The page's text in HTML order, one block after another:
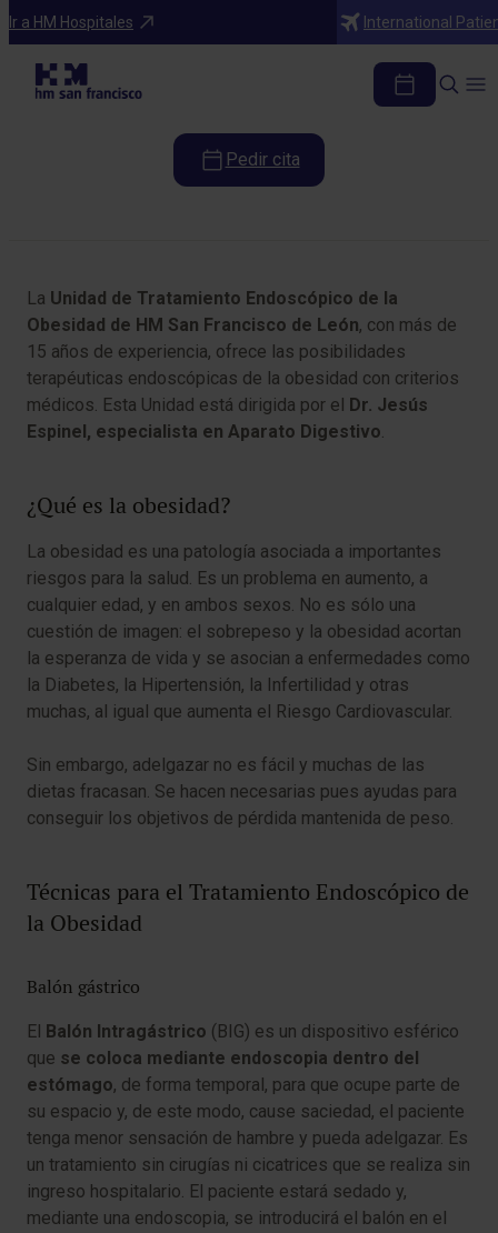
Ir a HM Hospitales International
Programas médicos
Unidad de Tratamiento Endoscópico de
Pedir cita
La Unidad de Tratamiento Endoscópico de la
Obesidad de HM San Francisco de León, con más de
15 años de experiencia, ofrece las posibilidades
terapéuticas endoscópicas de la obesidad con criterios
médicos. Esta Unidad está dirigida por el Dr. Jesús
Espinel, especialista en Aparato Digestivo.
¿Qué es la obesidad?
La obesidad es una patología asociada a importantes
riesgos para la salud. Es un problema en aumento, a
cualquier edad, y en ambos sexos. No es sólo una
cuestión de imagen: el sobrepeso y la obesidad acortan
la esperanza de vida y se asocian a enfermedades como
la Diabetes, la Hipertensión, la Infertilidad y otras
muchas, al igual que aumenta el Riesgo Cardiovascular.
Sin embargo, adelgazar no es fácil y muchas de las
dietas fracasan. Se hacen necesarias pues ayudas para
conseguir los objetivos de pérdida mantenida de peso.
Técnicas para el Tratamiento Endoscópico de
la Obesidad
Balón gástrico
El Balón Intragástrico (BIG) es un dispositivo esférico
que se coloca mediante endoscopia dentro del
estómago, de forma temporal, para que ocupe parte de
su espacio y, de este modo, cause saciedad, el paciente
tenga menor sensación de hambre y pueda adelgazar. Es
un tratamiento sin cirugías ni cicatrices que se realiza sin
ingreso hospitalario. El paciente estará sedado y,
mediante una endoscopia, se introducirá el balón en el